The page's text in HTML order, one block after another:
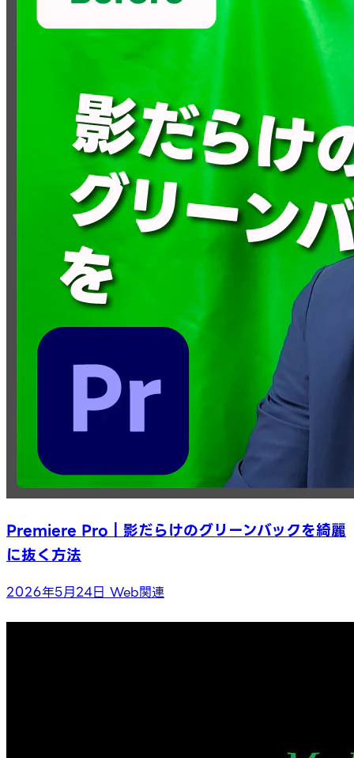
Premiere Pro｜影だらけのグリーンバックを綺麗
に抜く方法
2026年5月24日 Web関連